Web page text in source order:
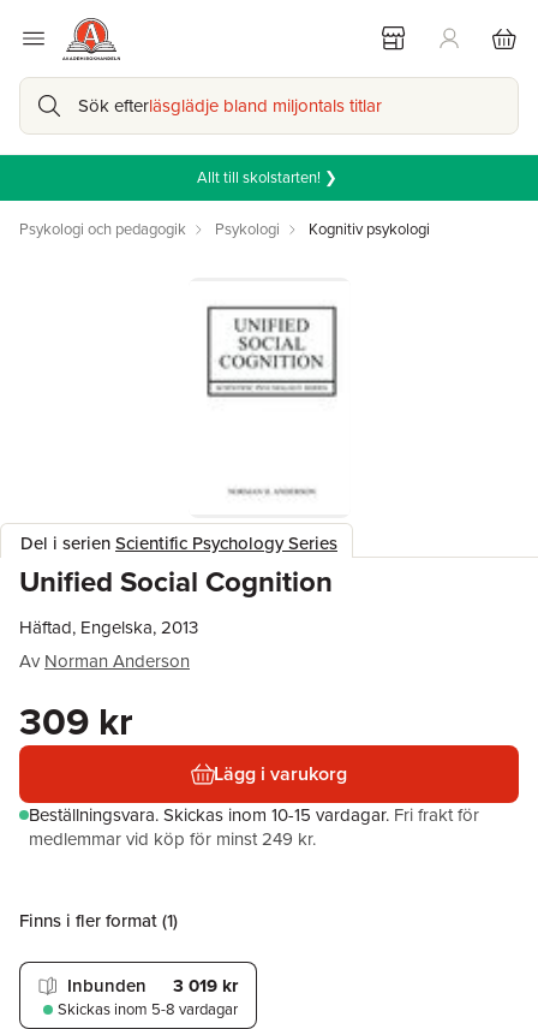
Sök efterläsglädje bland miljontals titlar
Allt till skolstarten! ❯
Psykologi och pedagogik Psykologi Kognitiv psykologi
Del i serienScientific Psychology Series
Unified Social Cognition
Häftad, Engelska, 2013
Av Norman Anderson
309 kr
Lägg i varukorg
Beställningsvara.Skickas inom 10-15 vardagar. Fri frakt för
medlemmar vid köp för minst 249 kr.
Finns i fler format (1)
Inbunden 3 019 kr
Skickas inom 5-8 vardagar